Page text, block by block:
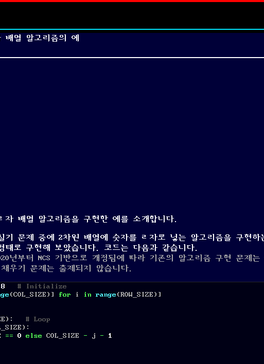
배열 알고리즘의 예
자 배열 알고리즘을 구현한 예를 소개합니다.
기 문제 중에 2차원 배열에 숫자를 ㄹ자로 넣는 알고리즘을 구현하
로 구현해 보았습니다. 코드는 다음과 같습니다.
년부터 NCS 기반으로 개정됨에 따라 기존의 알고리즘 구현 문제
우기 문제는 출제되지 않습니다.
8
# Initialize
(COL_SIZE)] for i in range(ROW_SIZE)]
# Loop
== 0 else COL_SIZE - j -
1